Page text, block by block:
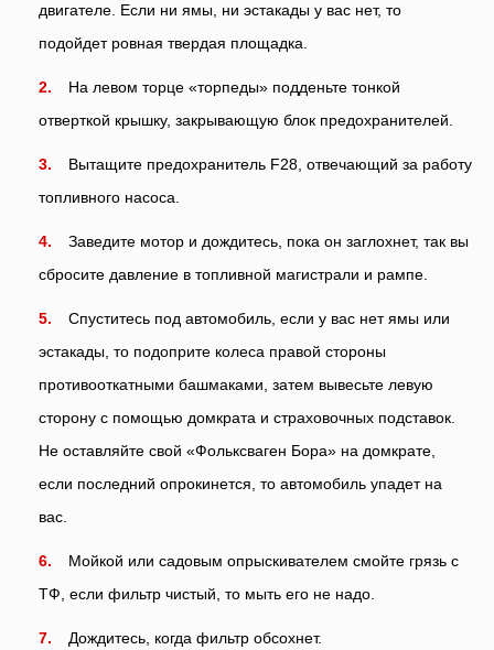
двигателе. Если ни ямы, ни эстакады у вас нет, то
подойдет ровная твердая площадка.
На левом торце «торпеды» подденьте тонкой
отверткой крышку, закрывающую блок предохранителей.
Вытащите предохранитель F28, отвечающий за работу
топливного насоса.
Заведите мотор и дождитесь, пока он заглохнет, так вы
сбросите давление в топливной магистрали и рампе.
Спуститесь под автомобиль, если у вас нет ямы или
эстакады, то подоприте колеса правой стороны
противооткатными башмаками, затем вывесьте левую
сторону с помощью домкрата и страховочных подставок.
Не оставляйте свой «Фольксваген Бора» на домкрате,
если последний опрокинется, то автомобиль упадет на
вас.
Мойкой или садовым опрыскивателем смойте грязь с
ТФ, если фильтр чистый, то мыть его не надо.
Дождитесь, когда фильтр обсохнет.